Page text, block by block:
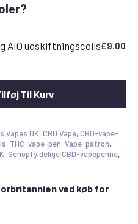
AIO udskiftningscoils£9.00
Til Kurv
Vapes UK,CBD Vape,CBD-vape-
, THC-vape-pen,Vape-patron,
,Genopfyldelige CBD-vapepenne,
ved køb for